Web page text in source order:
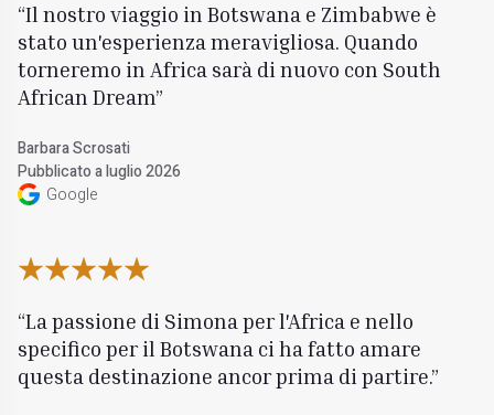
Il nostro viaggio in Botswana e Zimbabwe è
stato un'esperienza meravigliosa. Quando
torneremo in Africa sarà di nuovo con South
African Dream
Barbara Scrosati
Pubblicato a luglio 2026
Google
La passione di Simona per l'Africa e nello
specifico per il Botswana ci ha fatto amare
questa destinazione ancor prima di partire.